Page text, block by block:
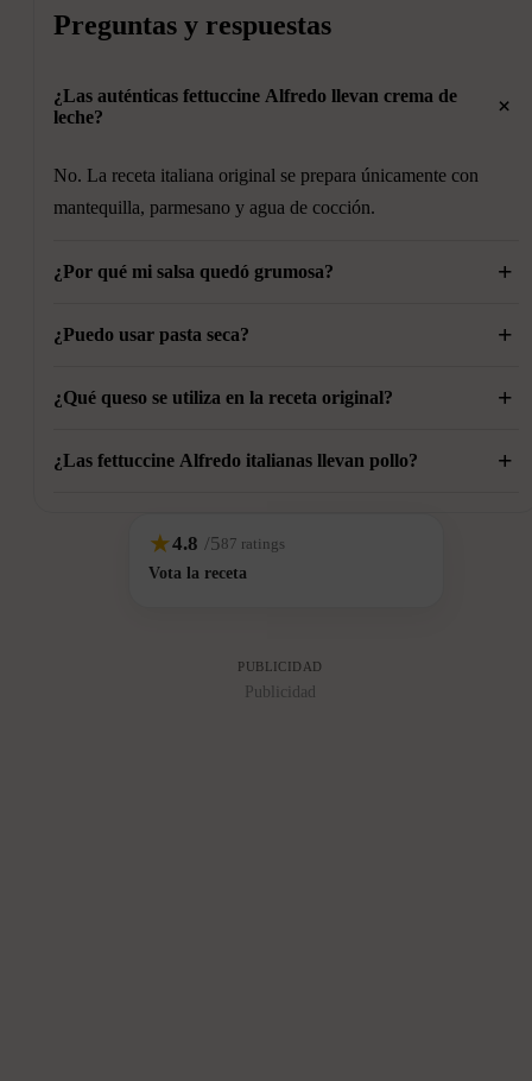
Preguntas y respuestas
¿Las auténticas fettuccine Alfredo llevan crema de
leche?
+
No. La receta italiana original se prepara únicamente con
mantequilla, parmesano y agua de cocción.
¿Por qué mi salsa quedó grumosa? +
Normalmente ocurre porque el fuego estaba demasiado alto o
¿Puedo usar pasta seca? +
Sí, aunque tradicionalmente las fettuccine Alfredo italianas se
¿Qué queso se utiliza en la receta original? +
Queso parmesano curado y recién rallado.
¿Las fettuccine Alfredo italianas llevan pollo? +
internacionales posteriores y no forman parte de la receta
★4.8 /587 ratings
Vota la receta
PUBLICIDAD
Publicidad